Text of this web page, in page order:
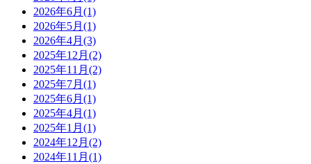
2026年6月(1)
2026年5月(1)
2026年4月(3)
2025年12月(2)
2025年11月(2)
2025年7月(1)
2025年6月(1)
2025年4月(1)
2025年1月(1)
2024年12月(2)
2024年11月(1)